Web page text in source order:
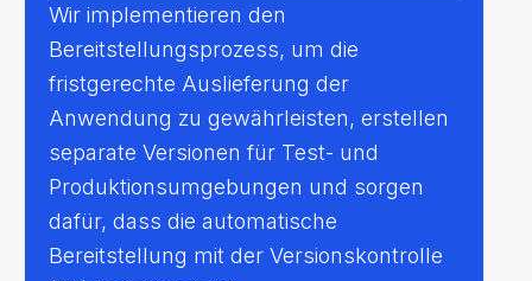
Wir implementieren den
Bereitstellungsprozess, um die
fristgerechte Auslieferung der
Anwendung zu gewährleisten, erstellen
separate Versionen für Test- und
Produktionsumgebungen und sorgen
dafür, dass die automatische
Bereitstellung mit der Versionskontrolle